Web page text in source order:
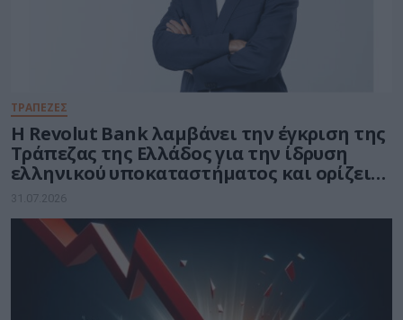
ΤΡΑΠΕΖΕΣ
Η Revolut Bank λαμβάνει την έγκριση της
Τράπεζας της Ελλάδος για την ίδρυση
ελληνικού υποκαταστήματος και ορίζει
τον Βασίλη Αμεράνη Γενικό Διευθυντή
31.07.2026